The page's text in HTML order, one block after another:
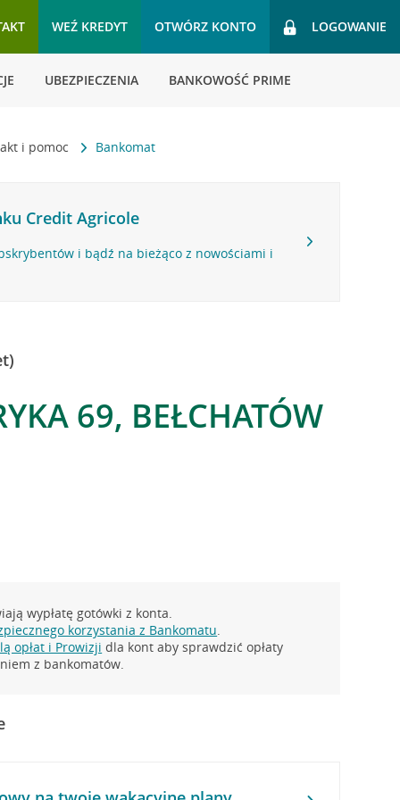
WEŹ KREDYT OTWÓRZ KONTO LOGOWANIE
UBEZPIECZENIA BANKOWOŚĆ PRIME
i pomoc Bankomat
Credit Agricole
i bądź na bieżąco z nowościami i
69, BEŁCHATÓW
wypłatę gotówki z konta.
korzystania z Bankomatu.
opłat i Prowizji dla kont aby sprawdzić opłaty
z bankomatów.